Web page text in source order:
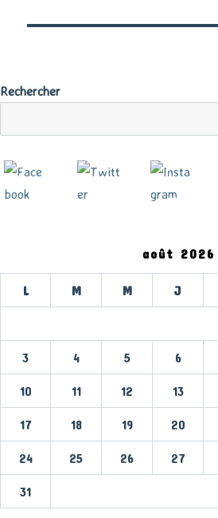
Rechercher
août 2026
L M M J
3 4 5 6
10 11 12 13
17 18 19 20
24 25 26 27
31